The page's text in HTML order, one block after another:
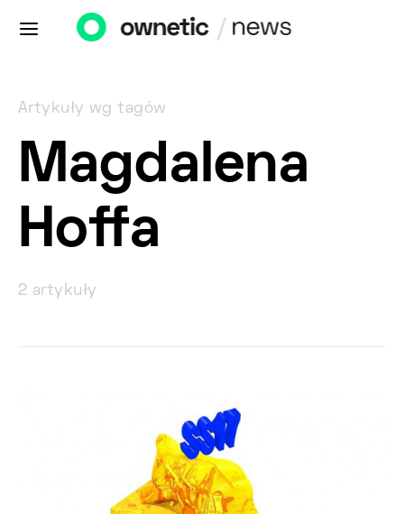
Artykuły wg tagów
Magdalena
Hoffa
2 artykuły